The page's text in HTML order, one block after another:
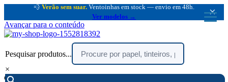
💨 Verão sem suar. Ventoinhas em stock — envio em 48h.
Ver modelos →
×
Avançar para o conteúdo
Pesquisar produtos...
×
encomendar por telefone :